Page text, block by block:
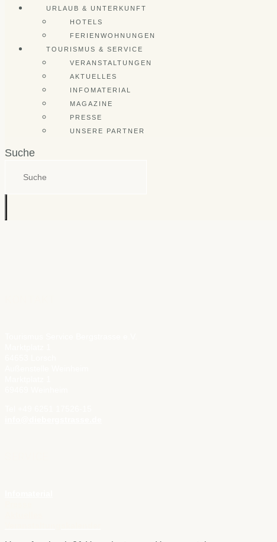
URLAUB & UNTERKUNFT
HOTELS
FERIENWOHNUNGEN
TOURISMUS & SERVICE
VERANSTALTUNGEN
AKTUELLES
INFOMATERIAL
MAGAZINE
PRESSE
UNSERE PARTNER
Suche